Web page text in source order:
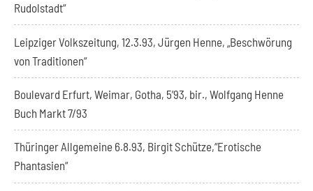
Rudolstadt“
Leipziger Volkszeitung, 12.3.93, Jürgen Henne, „Beschwörung
von Traditionen“
Boulevard Erfurt, Weimar, Gotha, 5’93, bir., Wolfgang Henne
Buch Markt 7/93
Thüringer Allgemeine 6.8.93, Birgit Schütze,“Erotische
Phantasien“